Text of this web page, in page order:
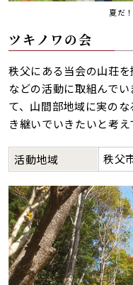
夏だ
ツキノワの会
秩父にある当会の山荘
などの活動に取組んで
て、山間部地域に実の
き継いでいきたいと考え
活動地域 秩父